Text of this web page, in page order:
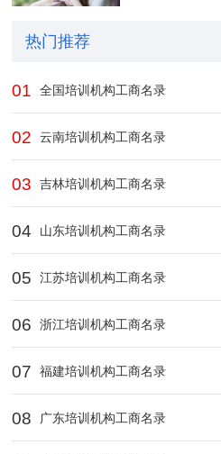
热门推荐
01 全国培训机构工商名录
02 云南培训机构工商名录
03 吉林培训机构工商名录
04 山东培训机构工商名录
05 江苏培训机构工商名录
06 浙江培训机构工商名录
07 福建培训机构工商名录
08 广东培训机构工商名录